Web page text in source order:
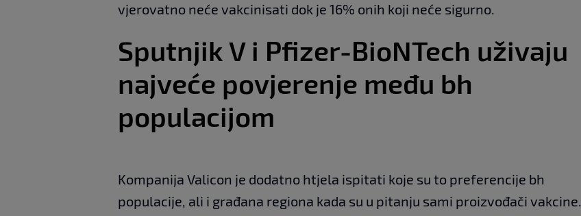
vjerovatno neće vakcinisati dok je 16% onih koji neće sigurno.
Sputnjik V i Pfizer-BioNTech uživaju
najveće povjerenje među bh
populacijom
Kompanija Valicon je dodatno htjela ispitati koje su to preferencije bh
populacije, ali i građana regiona kada su u pitanju sami proizvođači vakcine.